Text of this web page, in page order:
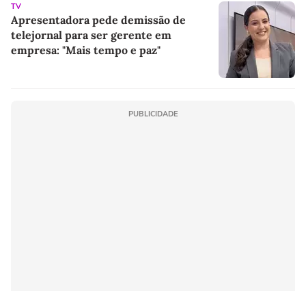
TV
Apresentadora pede demissão de
telejornal para ser gerente em
empresa: "Mais tempo e paz"
PUBLICIDADE